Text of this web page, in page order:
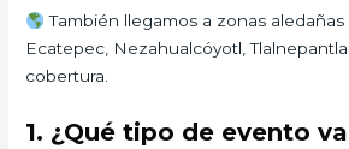
También llegamos a zonas
Ecatepec, Nezahualcóyotl,
cobertura.
1. ¿Qué tipo de evento